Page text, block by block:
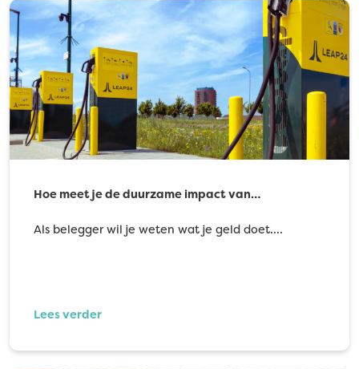
Hoe meet je de duurzame impact van…
Als belegger wil je weten wat je geld doet.…
Lees verder